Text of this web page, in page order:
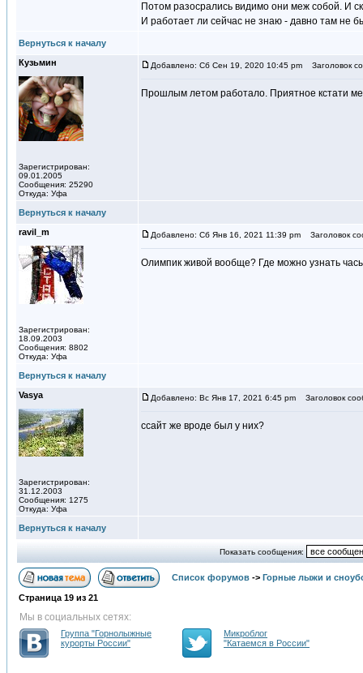
Потом разосрались видимо они меж собой. И
И работает ли сейчас не знаю - давно там не
Вернуться к началу
Кузьмин
Зарегистрирован:
09.01.2005
Сообщения: 25290
Откуда: Уфа
Добавлено: Сб Сен 19, 2020 10:45 pm Заголовок
Прошлым летом работало. Приятное кстати
Вернуться к началу
ravil_m
Зарегистрирован:
18.09.2003
Сообщения: 8802
Откуда: Уфа
Добавлено: Сб Янв 16, 2021 11:39 pm Заголовок
Олимпик живой вообще? Где можно узнать
Вернуться к началу
Vasya
Зарегистрирован:
31.12.2003
Сообщения: 1275
Откуда: Уфа
Добавлено: Вс Янв 17, 2021 6:45 pm Заголовок
ссайт же вроде был у них?
Вернуться к началу
Показать сообщения:
Список форумов -> Горные лыжи и
Страница 19 из 21
Мы в социальных сетях:
Группа "Горнолыжные
курорты России"
Микроблог
"Катаемся в России"